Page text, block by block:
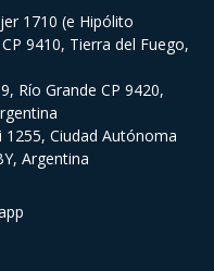
1710 (e Hipólito
9410, Tierra del Fuego,
Río Grande CP 9420,
1255, Ciudad Autónoma
Argentina